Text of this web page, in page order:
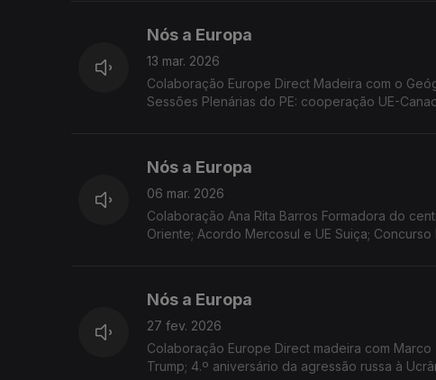
Nós a Europa
13 mar. 2026
Colaboração Europe Direct Madeira com o
Sessões Plenárias do PE: cooperação UE-
Nós a Europa
06 mar. 2026
Colaboração Ana Rita Barros Formadora do
Oriente; Acordo Mercosul e UE Suiça;
Nós a Europa
27 fev. 2026
Colaboração Europe Direct madeira com
Trump; 4.º aniversário da agressão russa à